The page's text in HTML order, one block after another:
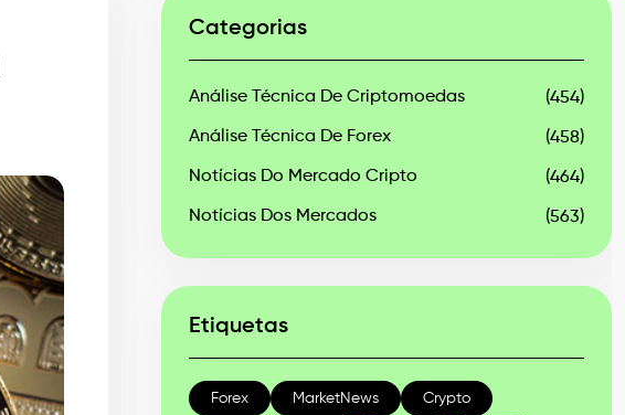
Categorias
Análise Técnica De Criptomoedas (454)
Análise Técnica De Forex (458)
Notícias Do Mercado Cripto (464)
Notícias Dos Mercados (563)
Etiquetas
Forex MarketNews Crypto